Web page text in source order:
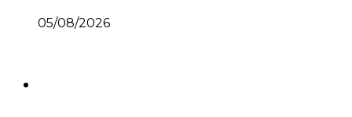
05/08/2026